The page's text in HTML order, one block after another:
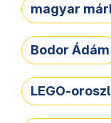
magyar
Bodor Ádám
LEGO-